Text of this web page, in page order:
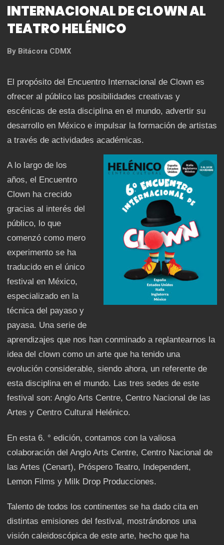
INTERNACIONAL DE CLOWN AL
TEATRO HELÉNICO
By Bitácora CDMX
El propósito del Encuentro Internacional de Clown es
ofrecer al público las posibilidades creativas y
escénicas de esta disciplina en el mundo, advertir su
desarrollo en México e impulsar la formación de artistas
a través de actividades académicas.
A lo largo de los
años, el Encuentro
Clown ha crecido
gracias al interés del
público, lo que
comenzó como mero
experimento se ha
traducido en el único
festival en México,
especializado en la
técnica del payaso y
payasa. Una serie de
aprendizajes que nos han conminado a replantearnos la
idea del clown como un arte que ha tenido una
evolución considerable, siendo ahora, un referente de
esta disciplina en el mundo. Las tres sedes de este
festival son: Anglo Arts Centre, Centro Nacional de las
Artes y Centro Cultural Helénico.
En esta 6. ° edición, contamos con la valiosa
colaboración del Anglo Arts Centre, Centro Nacional de
las Artes (Cenart), Próspero Teatro, Independent,
Lemon Films y Milk Drop Producciones.
Talento de todos los continentes se ha dado cita en
distintas emisiones del festival, mostrándonos una
visión caleidoscópica de este arte, hecho que ha